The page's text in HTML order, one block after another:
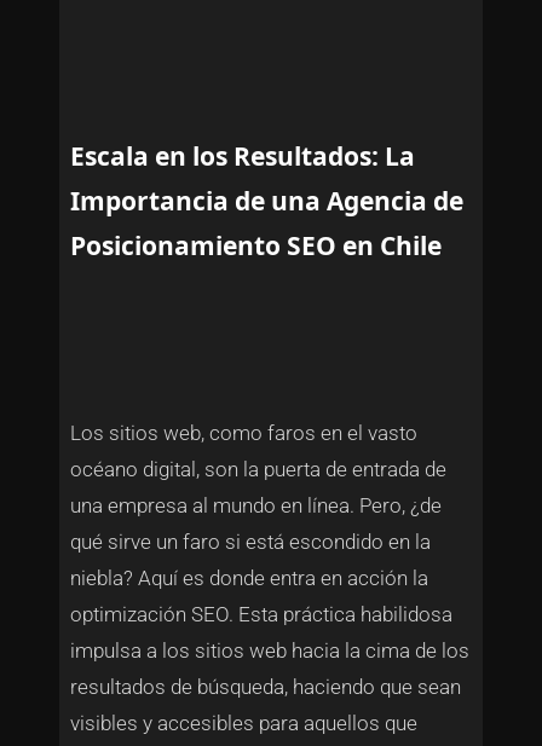
Escala en los Resultados: La
Importancia de una Agencia de
Posicionamiento SEO en Chile
Los sitios web, como faros en el vasto
océano digital, son la puerta de entrada de
una empresa al mundo en línea. Pero, ¿de
qué sirve un faro si está escondido en la
niebla? Aquí es donde entra en acción la
optimización SEO. Esta práctica habilidosa
impulsa a los sitios web hacia la cima de los
resultados de búsqueda, haciendo que sean
visibles y accesibles para aquellos que